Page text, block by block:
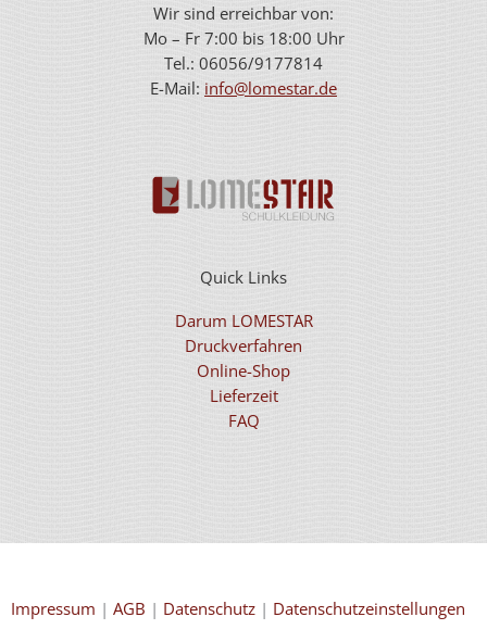
Wir sind erreichbar von:
Mo – Fr 7:00 bis 18:00 Uhr
Tel.: 06056/9177814
E-Mail: info@lomestar.de
Quick Links
Darum LOMESTAR
Druckverfahren
Online-Shop
Lieferzeit
FAQ
Impressum | AGB | Datenschutz | Datenschutzeinstellungen